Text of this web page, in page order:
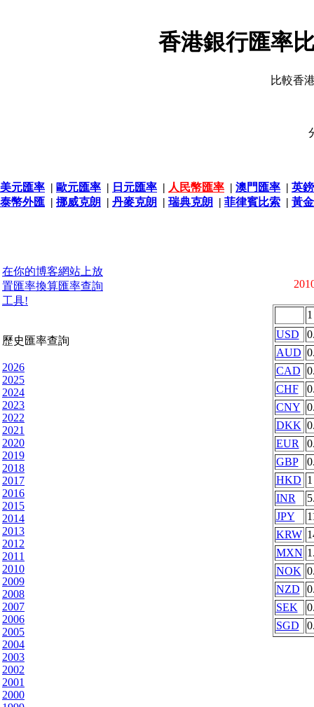
香港銀行匯率
比較香
美元匯率 | 歐元匯率 | 日元匯率 | 人民幣匯率 | 澳門匯率 | 英
泰幣外匯 | 挪威克朗 | 丹麥克朗 | 瑞典克朗 | 菲律賓比索 | 黃
在你的博客網站上放
置匯率換算匯率查詢
工具!
歷史匯率查詢
2026
2025
2024
2023
2022
2021
2020
2019
2018
2017
2016
2015
2014
2013
2012
2011
2010
2009
2008
2007
2006
2005
2004
2003
2002
2001
2000
USD
AUD
CAD
CHF
CNY
DKK
EUR
GBP
HKD 1
INR
JPY
KRW
MXN
NOK
NZD
SEK
SGD